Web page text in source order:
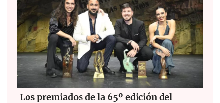
Los premiados de la 65º edición del